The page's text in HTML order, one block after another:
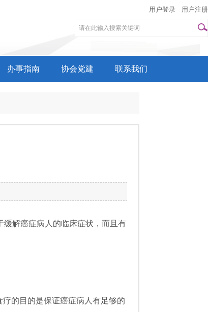
用户登录 用户注册
办事指南 协会党建 联系我们
解癌症病人的临床症状，而且有
的目的是保证癌症病人有足够的